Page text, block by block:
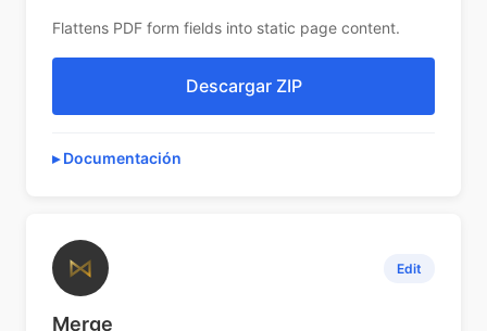
Flattens PDF form fields into static page content.
Descargar ZIP
Documentación
⋈ Edit
Merge